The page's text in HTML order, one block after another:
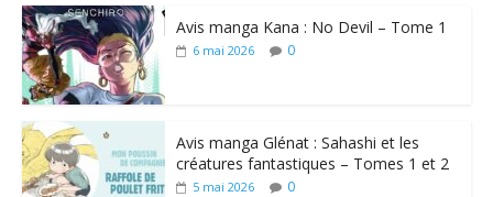
Avis manga Kana : No Devil – Tome 1
6 mai 2026 0
Avis manga Glénat : Sahashi et les
créatures fantastiques – Tomes 1 et 2
5 mai 2026 0